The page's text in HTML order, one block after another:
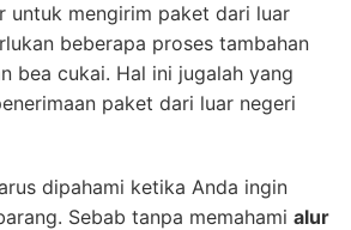
untuk mengirim paket dari luar
beberapa proses tambahan
bea cukai. Hal ini jugalah yang
paket dari luar negeri
dipahami ketika Anda ingin
Sebab tanpa memahami alur